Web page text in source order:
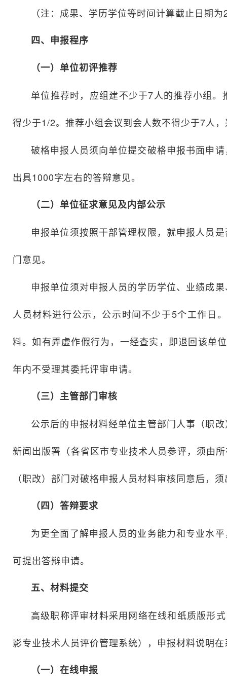
（注：成果、学历学位等时间计算截止日期
四、申报程序
（一）单位初评推荐
单位推荐时，应组建不少于7人的推荐小组
得少于1/2。推荐小组会议到会人数不得少于7人
破格申报人员须向单位提交破格申报书面申
出具1000字左右的答辩意见。
（二）单位征求意见及内部公示
申报单位须按照干部管理权限，就申报人员
门意见。
申报单位须对申报人员的学历学位、业绩成
人员材料进行公示，公示时间不少于5个工作日
料。如有弄虚作假行为，一经查实，即退回该单
年内不受理其委托评审申请。
（三）主管部门审核
公示后的申报材料经单位主管部门人事（职
新闻出版署（各省区市专业技术人员参评，须由
（职改）部门对破格申报人员材料审核同意后，
（四）答辩要求
为更全面了解申报人员的业务能力和专业水
可提出答辩申请。
五、材料提交
高级职称评审材料采用网络在线和纸质版形
影专业技术人员评价管理系统），申报材料说明
（一）在线申报